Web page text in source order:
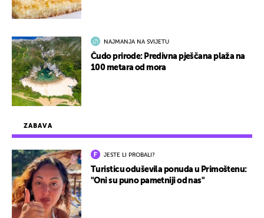
ZABAVA
JESTE LI PROBALI?
Turisticu oduševila ponuda u Primoštenu:
"Oni su puno pametniji od nas"
NAJMANJA NA SVIJETU
Čudo prirode: Predivna pješčana plaža na
100 metara od mora